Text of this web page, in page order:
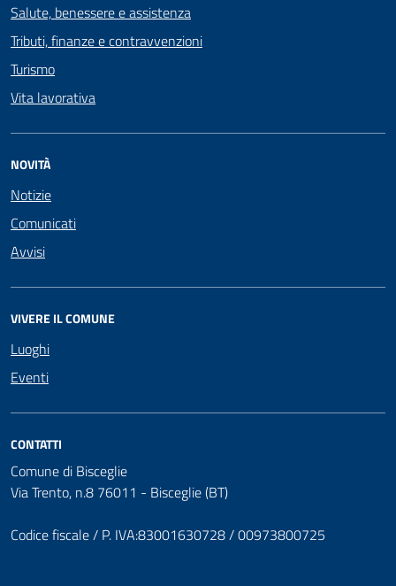
Salute, benessere e assistenza
Tributi, finanze e contravvenzioni
Turismo
Vita lavorativa
NOVITÀ
Notizie
Comunicati
Avvisi
VIVERE IL COMUNE
Luoghi
Eventi
CONTATTI
Comune di Bisceglie
Via Trento, n.8 76011 - Bisceglie (BT)
Codice fiscale / P. IVA:83001630728 / 00973800725